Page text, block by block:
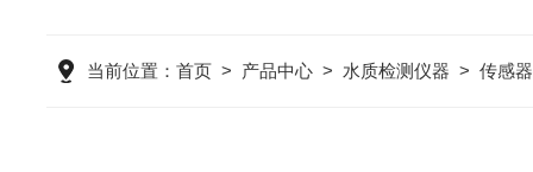
当前位置： 首页 > 产品中心 > 水质检测仪器 > 传感器